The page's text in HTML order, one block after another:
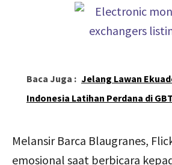
Baca Juga : Jelang Lawan
Indonesia Latihan Perdana di GBT
Melansir Barca Blaugranes,
emosional saat berbicara